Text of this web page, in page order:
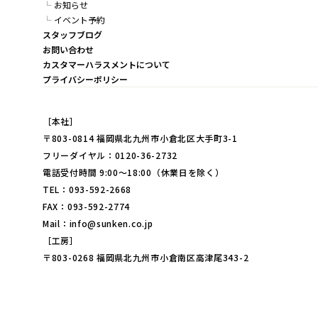
お知らせ
イベント予約
スタッフブログ
お問い合わせ
カスタマーハラスメントについて
プライバシーポリシー
［本社］
〒803-0814 福岡県北九州市小倉北区大手町3-1
フリーダイヤル：0120-36-2732
電話受付時間 9:00～18:00（休業日を除く）
TEL：093-592-2668
FAX：093-592-2774
Mail：info@sunken.co.jp
［工房］
〒803-0268 福岡県北九州市小倉南区高津尾343-2